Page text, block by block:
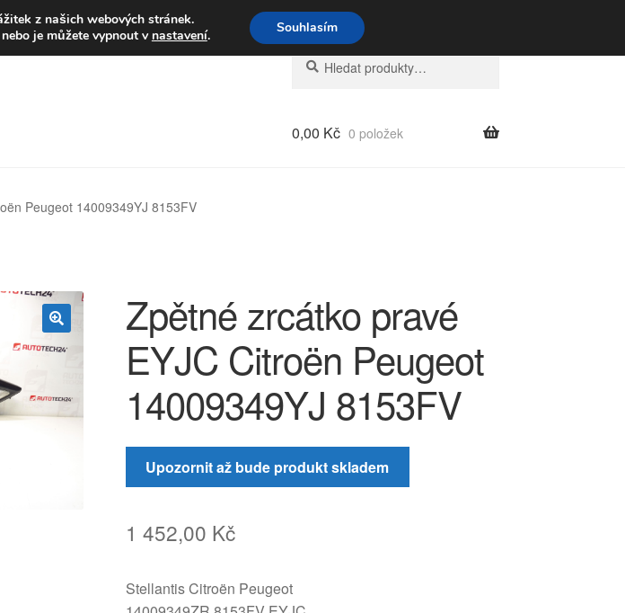
Volejte po-pá 9-16 704 494 494
Hledat:
Hledat
0,00 Kč 0 položek
Peugeot 14009349YJ 8153FV
🔍
Zpětné zrcátko pravé
EYJC Citroën Peugeot
14009349YJ 8153FV
Upozornit až bude produkt skladem
1 452,00 Kč
Stellantis Citroën Peugeot
z našich webových stránek.
je můžete vypnout v nastavení. Souhlasím